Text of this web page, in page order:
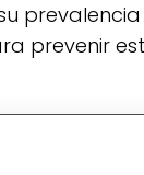
prevenir